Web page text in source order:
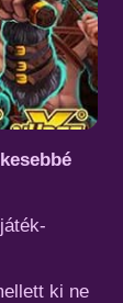
ki ne